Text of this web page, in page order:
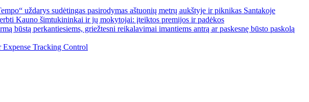
uždarys sudėtingas pasirodymas aštuonių metrų aukštyje ir piknikas Santakoje
Kauno šimtukininkai ir jų mokytojai: įteiktos premijos ir padėkos
būstą perkantiesiems, griežtesni reikalavimai imantiems antrą ar paskesnę būsto paskolą
Tracking Control